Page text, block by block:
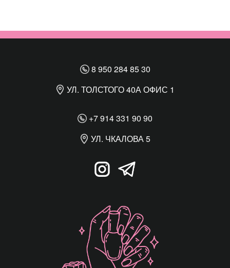
8 950 284 85 30
УЛ. ТОЛСТОГО 40А ОФИС 1
+7 914 331 90 90
УЛ. ЧКАЛОВА 5